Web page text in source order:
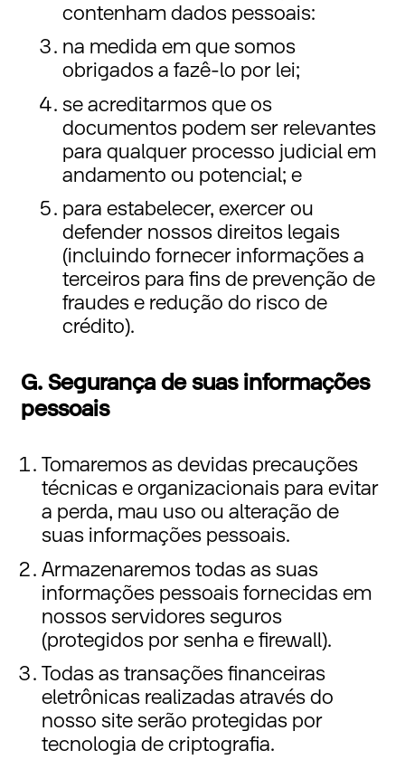
contenham dados pessoais:
na medida em que somos
obrigados a fazê-lo por lei;
se acreditarmos que os
documentos podem ser relevantes
para qualquer processo judicial em
andamento ou potencial; e
para estabelecer, exercer ou
defender nossos direitos legais
(incluindo fornecer informações a
terceiros para fins de prevenção de
fraudes e redução do risco de
crédito).
G. Segurança de suas informações
pessoais
Tomaremos as devidas precauções
técnicas e organizacionais para evitar
a perda, mau uso ou alteração de
suas informações pessoais.
Armazenaremos todas as suas
informações pessoais fornecidas em
nossos servidores seguros
(protegidos por senha e firewall).
Todas as transações financeiras
eletrônicas realizadas através do
nosso site serão protegidas por
tecnologia de criptografia.